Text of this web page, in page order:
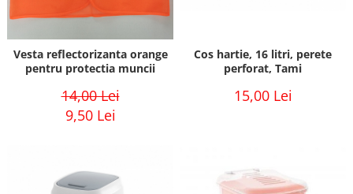
Vesta reflectorizanta orange
pentru protectia muncii
14,00 Lei
9,50 Lei
Cos hartie, 16 litri, perete
perforat, Tami
15,00 Lei